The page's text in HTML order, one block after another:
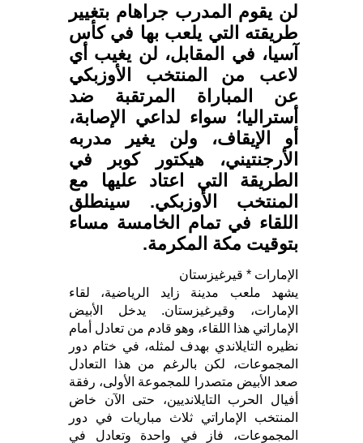
لن يقوم المدرب جراهام بتغيير
طريقته التي يلعب بها في كأس
آسيا، في المقابل، لن يغيب أي
لاعب من المنتخب الأوزبكي
عن المباراة المرتقبة ضد
أستراليا؛ سواء لداعي الإصابة،
أو الإيقاف، ولن يغير مدربه
الأرجنتيني، هيكتور كوبر في
الطريقة التي اعتاد عليها مع
المنتخب الأوزبكي. سينطلق
اللقاء في تمام الخامسة مساء
بتوقيت مكة المكرمة.
الإمارات * قيرغيزستان
يشهد ملعب مدينة زايد الرياضية، لقاء
الإمارات، وقيرغيزستان. يدخل الأبيض
الإماراتي هذا اللقاء، وهو قادم من تعادل أمام
نظيره التايلاندي بهدف لمثله، في ختام دور
المجموعات، لكن بالرغم من هذا التعادل
صعد الأبيض متصدرا للمجموعة الأولى، رفقة
أفيال الحرب التايلانديين، حتى الآن خاض
المنتخب الإماراتي ثلاث مباريات في دور
المجموعات، فاز في واحدة وتعادل في